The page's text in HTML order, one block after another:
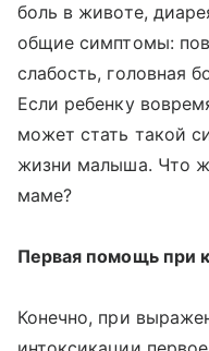
боль в животе,
общие симптомы:
слабость, головная
Если ребенку
может стать такой
жизни малыша. Что
маме?
Первая помощь при
Конечно, при